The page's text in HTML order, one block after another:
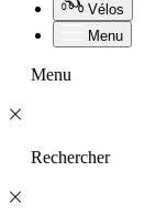
Vélos
Menu
Menu
Rechercher